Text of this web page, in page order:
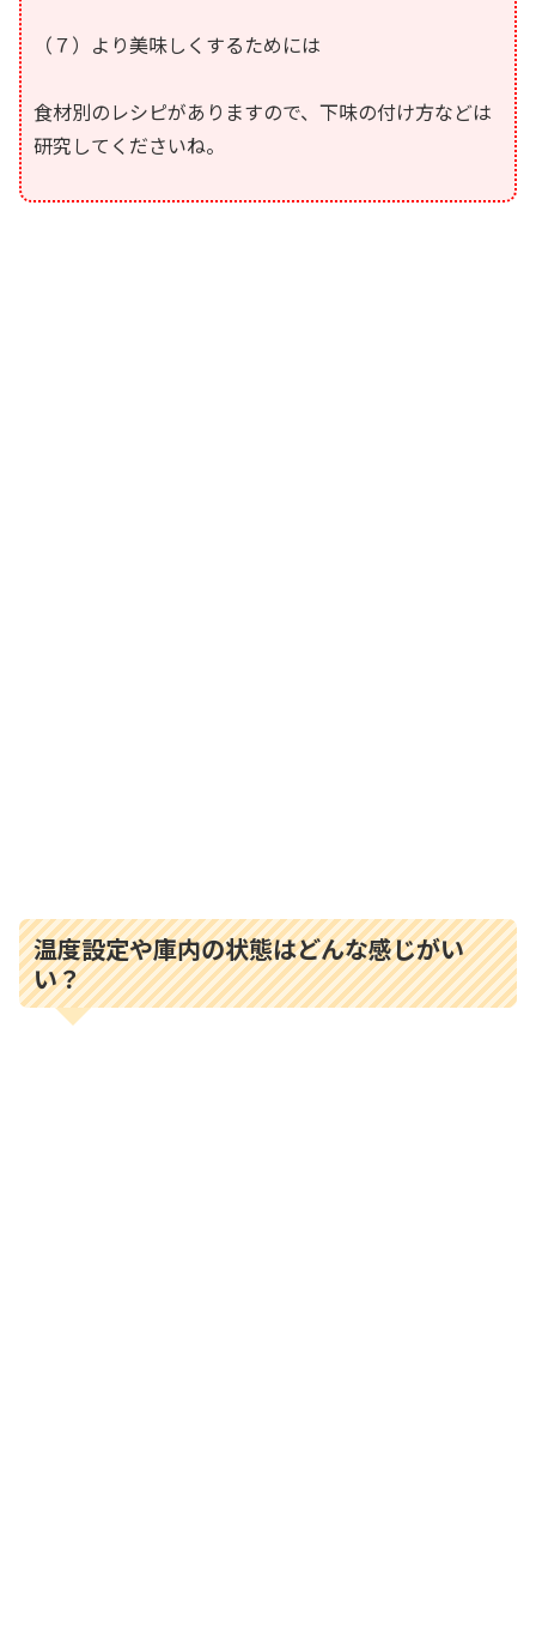
（７）より美味しくするためには
食材別のレシピがありますので、下味の付け方などは
研究してくださいね。
温度設定や庫内の状態はどんな感じがい
い？